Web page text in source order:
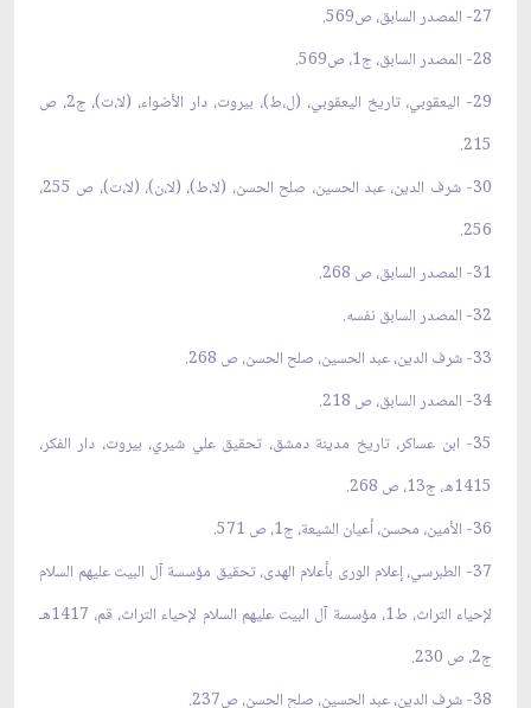
27- المصدر السابق، ص569.
28- المصدر السابق، ج1، ص569.
29- اليعقوبي، تاريخ اليعقوبي، (ل،ط)، بيروت، دار الأضواء، (لا،ت)، ج2، ص
215.
30- شرف الدين، عبد الحسين، صلح الحسن، (لا،ط)، (لا،ن)، (لا،ت)، ص 255،
256.
31- المصدر السابق، ص 268.
32- المصدر السابق نفسه.
33- شرف الدين، عبد الحسين، صلح الحسن، ص 268.
34- المصدر السابق، ص 218.
35- ابن عساكر، تاريخ مدينة دمشق، تحقيق علي شيري، بيروت، دار الفكر،
1415ه، ج13، ص 268.
36- الأمين، محسن، أعيان الشيعة، ج1، ص 571.
37- الطبرسي، إعلام الورى بأعلام الهدى، تحقيق مؤسسة آل البيت عليهم السلام
لإحياء التراث، ط1، مؤسسة آل البيت عليهم السلام لإحياء التراث، قم، 1417هـ
ج2، ص 230.
38- شرف الدين، عبد الحسين، صلح الحسن، ص237.